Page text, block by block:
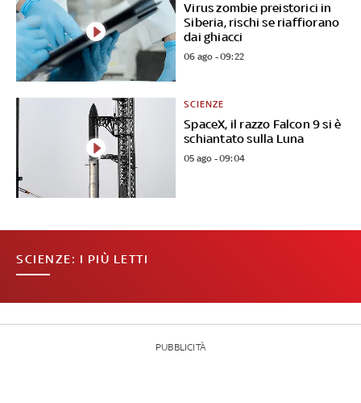
Virus zombie preistorici in
Siberia, rischi se riaffiorano
dai ghiacci
06 ago - 09:22
SpaceX, il razzo Falcon 9 si è
schiantato sulla Luna
SCIENZE
05 ago - 09:04
SCIENZE: I PIÙ LETTI
PUBBLICITÀ